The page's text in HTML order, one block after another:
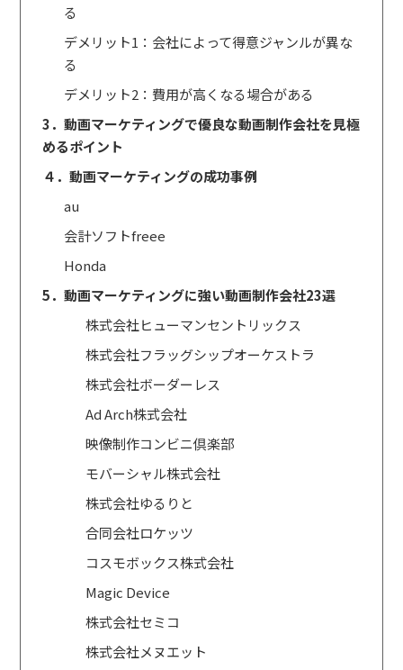
る
デメリット1：会社によって得意ジャンルが異な
る
デメリット2：費用が高くなる場合がある
3．動画マーケティングで優良な動画制作会社を見極
めるポイント
４．動画マーケティングの成功事例
au
会計ソフトfreee
Honda
5．動画マーケティングに強い動画制作会社23選
株式会社ヒューマンセントリックス
株式会社フラッグシップオーケストラ
株式会社ボーダーレス
Ad Arch株式会社
映像制作コンビニ倶楽部
モバーシャル株式会社
株式会社ゆるりと
合同会社ロケッツ
コスモボックス株式会社
Magic Device
株式会社セミコ
株式会社メヌエット